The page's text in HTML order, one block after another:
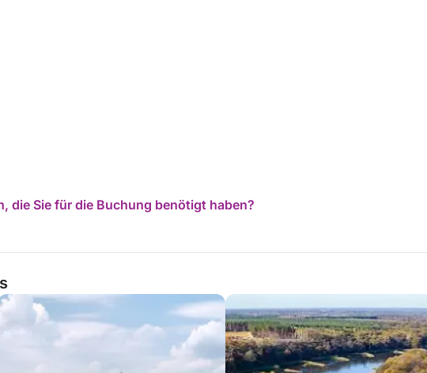
die Sie für die Buchung benötigt haben?